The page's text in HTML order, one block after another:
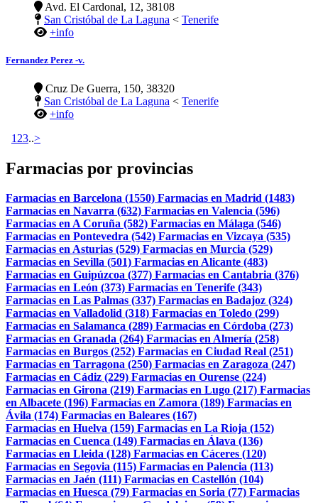
Avd. El Cardonal, 12, 38108
San Cristóbal de La Laguna < Tenerife
+info
Fernandez Perez -v.
Cruz De Guerra, 150, 38320
San Cristóbal de La Laguna < Tenerife
+info
1 23..>
Farmacias por provincias
Farmacias en Barcelona (1550) Farmacias en Madrid (1483)
Farmacias en Navarra (632) Farmacias en Valencia (596)
Farmacias en A Coruña (582) Farmacias en Málaga (546)
Farmacias en Pontevedra (542) Farmacias en Vizcaya (535)
Farmacias en Asturias (529) Farmacias en Murcia (529)
Farmacias en Sevilla (501) Farmacias en Alicante (483)
Farmacias en Guipúzcoa (377) Farmacias en Cantabria (376)
Farmacias en León (373) Farmacias en Tenerife (343)
Farmacias en Las Palmas (337) Farmacias en Badajoz (324)
Farmacias en Valladolid (318) Farmacias en Toledo (299)
Farmacias en Salamanca (289) Farmacias en Córdoba (273)
Farmacias en Granada (264) Farmacias en Almería (258)
Farmacias en Burgos (252) Farmacias en Ciudad Real (251)
Farmacias en Tarragona (250) Farmacias en Zaragoza (247)
Farmacias en Cádiz (229) Farmacias en Ourense (224)
Farmacias en Girona (219) Farmacias en Lugo (217) Farmacias
en Albacete (196) Farmacias en Zamora (189) Farmacias en
Ávila (174) Farmacias en Baleares (167)
Farmacias en Huelva (159) Farmacias en La Rioja (152)
Farmacias en Cuenca (149) Farmacias en Álava (136)
Farmacias en Lleida (128) Farmacias en Cáceres (120)
Farmacias en Segovia (115) Farmacias en Palencia (113)
Farmacias en Jaén (111) Farmacias en Castellón (104)
Farmacias en Huesca (79) Farmacias en Soria (77) Farmacias